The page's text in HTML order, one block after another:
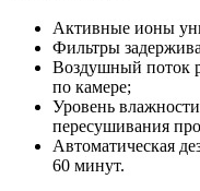
Активные ионы
Фильтры
Воздушный поток
по камере;
Уровень
пересушивания
Автоматическая
60 минут.